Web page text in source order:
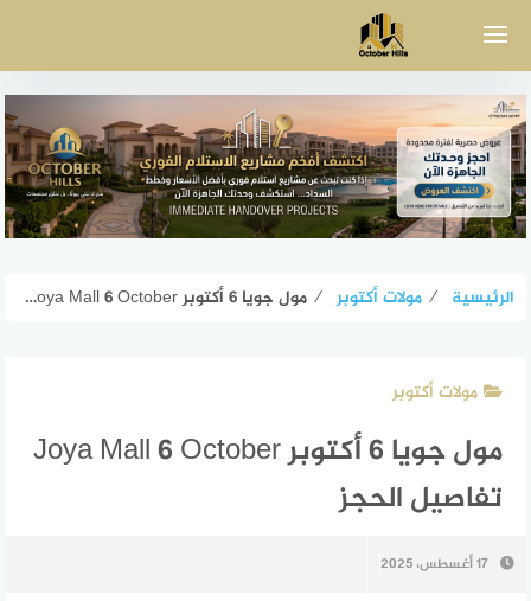
الرئيسية ⁄ مولات أكتوبر ⁄ مول جويا 6 أكتوبر Joya Mall 6 October تفاصيل الحجز
مولات أكتوبر
مول جويا 6 أكتوبر Joya Mall 6 October
تفاصيل الحجز
17 أغسطس، 2025